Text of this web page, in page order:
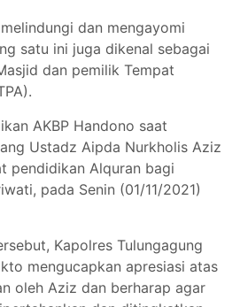
dan mengayomi
satu ini juga dikenal sebagai
dan pemilik Tempat
AKBP Handono saat
Ustadz Aipda Nurkholis Aziz
pendidikan Alquran bagi
pada Senin (01/11/2021)
Kapolres Tulungagung
mengucapkan apresiasi atas
oleh Aziz dan berharap agar